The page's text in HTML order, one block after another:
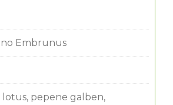
Embrunus
lotus, pepene galben,